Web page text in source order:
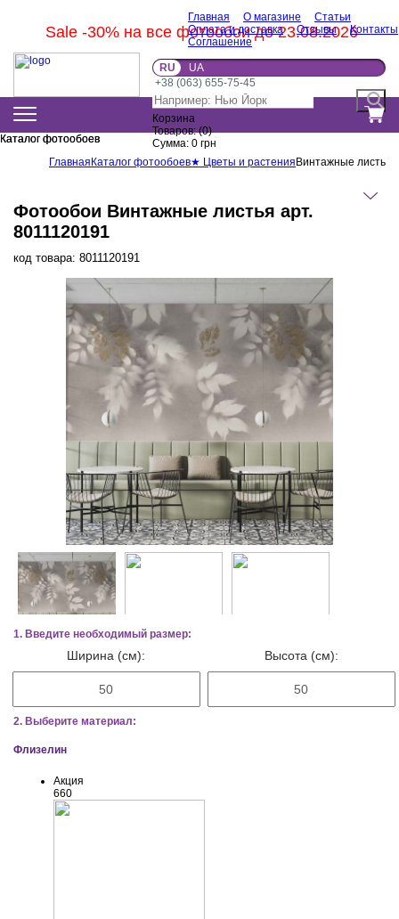
Sale -30% на все фотообои до 23.08.2026
Главная О магазине
Статьи
Оплата и доставка
Отзывы
Контакты
Соглашение
RU
UA
+38 (063) 655-75-45
Корзина
Товаров:(0)
Сумма: 0 грн
Каталог фотообоев
Каталог фотообоев
Главная Каталог фотообоев★ Цветы и растения Винтажные листья
Фотообои Винтажные листья арт.
8011120191
код товара: 8011120191
1. Введите необходимый размер:
Ширина (см): Высота (см):
2. Выберите материал:
Флизелин
Акция
660